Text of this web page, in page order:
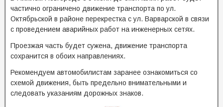
частично ограничено движение транспорта по ул.
Октябрьской в районе перекрестка с ул. Варварской в связи
с проведением аварийных работ на инженерных сетях.
Проезжая часть будет сужена, движение транспорта
сохранится в обоих направлениях.
Рекомендуем автомобилистам заранее ознакомиться со
схемой движения, быть предельно внимательными и
следовать указаниям дорожных знаков.